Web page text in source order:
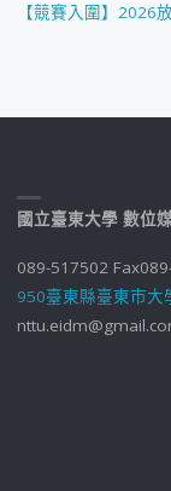
【競賽入圍】2026
國立臺東大學 數位
089-517502
950臺東縣臺東市大